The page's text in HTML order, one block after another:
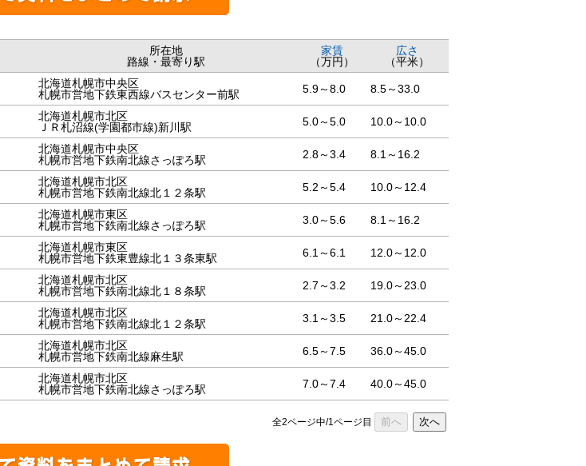
所在地
路線・最寄り駅
家賃
（万円）
広さ
（平米）
北海道札幌市中央区
札幌市営地下鉄東西線バスセンター前駅
5.9～8.0 8.5～33.0
北海道札幌市北区
ＪＲ札沼線(学園都市線)新川駅
5.0～5.0 10.0～10.0
北海道札幌市中央区
札幌市営地下鉄南北線さっぽろ駅
2.8～3.4 8.1～16.2
北海道札幌市北区
札幌市営地下鉄南北線北１２条駅
5.2～5.4 10.0～12.4
北海道札幌市東区
札幌市営地下鉄南北線さっぽろ駅
3.0～5.6 8.1～16.2
北海道札幌市東区
札幌市営地下鉄東豊線北１３条東駅
6.1～6.1 12.0～12.0
北海道札幌市北区
札幌市営地下鉄南北線北１８条駅
2.7～3.2 19.0～23.0
北海道札幌市北区
札幌市営地下鉄南北線北１２条駅
3.1～3.5 21.0～22.4
北海道札幌市北区
札幌市営地下鉄南北線麻生駅
6.5～7.5 36.0～45.0
北海道札幌市北区
札幌市営地下鉄南北線さっぽろ駅
7.0～7.4 40.0～45.0
全2ページ中/1ページ目 前へ 次へ